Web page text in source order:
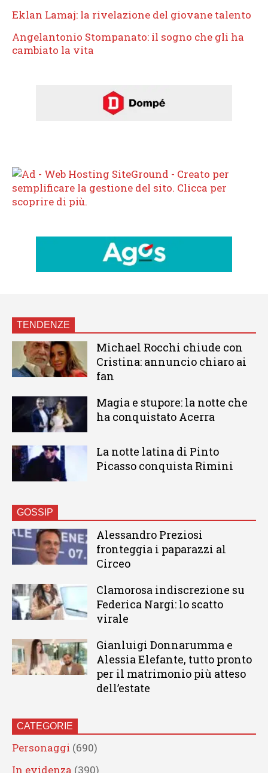
Eklan Lamaj: la rivelazione del giovane talento
Angelantonio Stompanato: il sogno che gli ha
cambiato la vita
TENDENZE
Michael Rocchi chiude con
Cristina: annuncio chiaro ai
fan
Magia e stupore: la notte che
ha conquistato Acerra
La notte latina di Pinto
Picasso conquista Rimini
GOSSIP
Alessandro Preziosi
fronteggia i paparazzi al
Circeo
Clamorosa indiscrezione su
Federica Nargi: lo scatto
virale
Gianluigi Donnarumma e
Alessia Elefante, tutto pronto
per il matrimonio più atteso
dell’estate
CATEGORIE
Personaggi (690)
In evidenza (390)